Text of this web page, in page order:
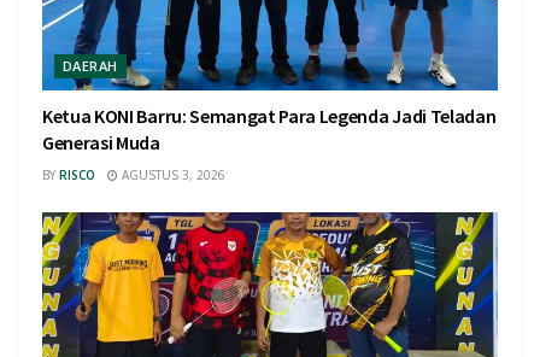
DAERAH
Ketua KONI Barru: Semangat Para Legenda Jadi Teladan
Generasi Muda
BY RISCO AGUSTUS 3, 2026